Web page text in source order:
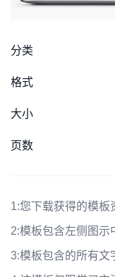
分类
格式
大小
页数
1:您下载获得的模板
2:模板包含左侧图示
3:模板包含的所有文